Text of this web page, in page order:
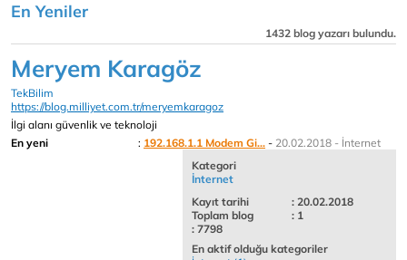
En Yeniler
1432 blog yazarı bulundu.
Meryem Karagöz
TekBilim
https://blog.milliyet.com.tr/meryemkaragoz
İlgi alanı güvenlik ve teknoloji
En yeni
: 192.168.1.1 Modem Gi... - 20.02.2018 - İnternet
Kategori
İnternet
Kayıt tarihi
: 20.02.2018
Toplam blog
: 1
: 7798
En aktif olduğu kategoriler